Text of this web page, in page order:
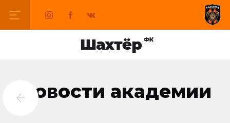
Новости академии